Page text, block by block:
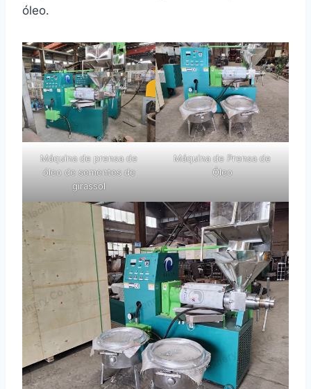
óleo.
Máquina de prensa de
óleo de sementes de
girassol
Máquina de Prensa de
Óleo